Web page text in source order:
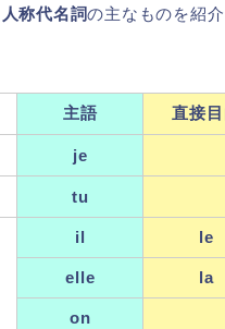
人称代名詞の主なものを紹
主語 直接
je
tu
il
le
elle la
on